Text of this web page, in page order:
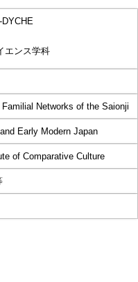
エンス学科
Networks of the Saionji
Early Modern Japan
of Comparative Culture